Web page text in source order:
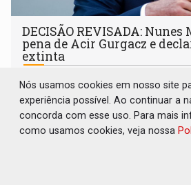
DECISÃO REVISADA:
pena de Acir Gurgacz e
extinta
07 de Agosto de 2026 às
O parecer do Ministério Público
as condições para a reabilitação
Nós usamos cookies em nosso site
experiência possível. Ao continuar a
concorda com esse uso. Para mais
como usamos cookies, veja nossa